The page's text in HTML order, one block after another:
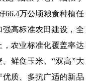
66.4万公顷粮食种植任
高标准农田建设，全
农业标准化覆盖率达
鲜食玉米、“双高”大
质、多抗广适的新品